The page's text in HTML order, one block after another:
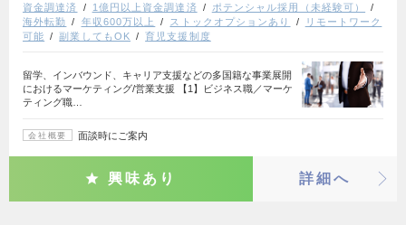
資金調達済
1億円以上資金調達済
ポテンシャル採用（未経験可）
海外転勤
年収600万以上 ストックオプションあり
リモートワーク
可能
副業してもOK 育児支援制度
留学、インバウンド、キャリア支援などの多国籍な事業展開
におけるマーケティング/営業支援 【1】ビジネス職／マーケ
ティング職…
会社概要 面談時にご案内
興味あり 詳細へ